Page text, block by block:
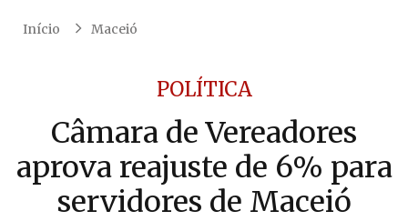
Início Maceió
POLÍTICA
Câmara de Vereadores
aprova reajuste de 6% para
servidores de Maceió